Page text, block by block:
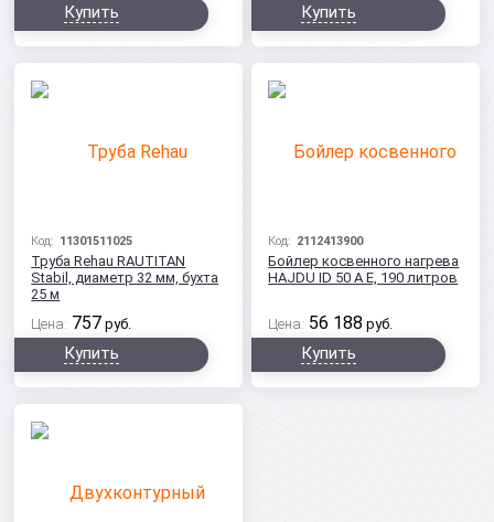
Купить Купить
Код: 11301511025
Труба Rehau RAUTITAN
Stabil, диаметр 32 мм, бухта
25 м
Цена: 757 руб.
Купить
Код: 2112413900
Бойлер косвенного нагрева
HAJDU ID 50 A E, 190 литров
Цена: 56 188 руб.
Купить